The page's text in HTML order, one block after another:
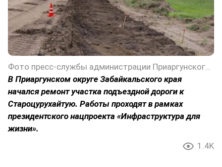
В Приаргунском округе Забайкальского края
начался ремонт участка подъездной дороги к
Староцурухайтую. Работы проходят в рамках
президентского нацпроекта «Инфраструктура для
жизни».
1.4K